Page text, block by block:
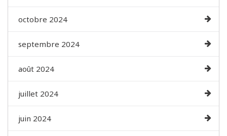
octobre 2024
septembre 2024
août 2024
juillet 2024
juin 2024